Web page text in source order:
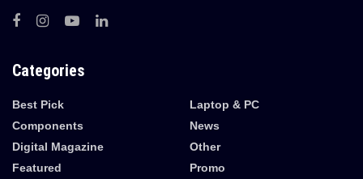
Categories
Best Pick
Components
Digital Magazine
Featured
Laptop & PC
News
Other
Promo